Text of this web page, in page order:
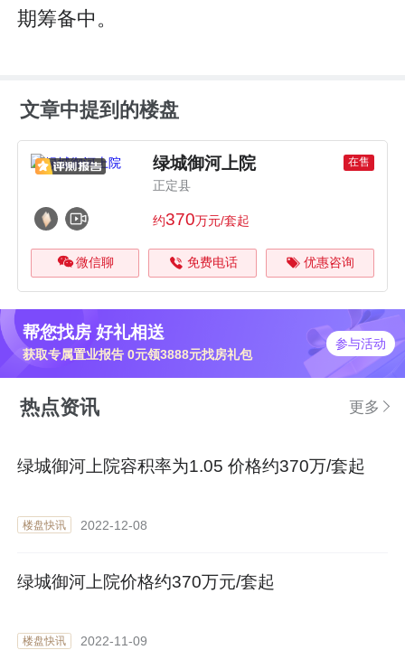
期筹备中。
文章中提到的楼盘
绿城御河上院 在售
正定县
约370万元/套起
微信聊 免费电话 优惠咨询
帮您找房 好礼相送
获取专属置业报告 0元领3888元找房礼包
参与活动
热点资讯 更多
绿城御河上院容积率为1.05 价格约370万/套起
楼盘快讯 2022-12-08
绿城御河上院价格约370万元/套起
楼盘快讯 2022-11-09